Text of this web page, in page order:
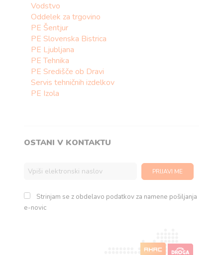
Vodstvo
Oddelek za trgovino
PE Šentjur
PE Slovenska Bistrica
PE Ljubljana
PE Tehnika
PE Središče ob Dravi
Servis tehničnih izdelkov
PE Izola
OSTANI V KONTAKTU
Strinjam se z obdelavo podatkov za namene pošiljanja
e-novic